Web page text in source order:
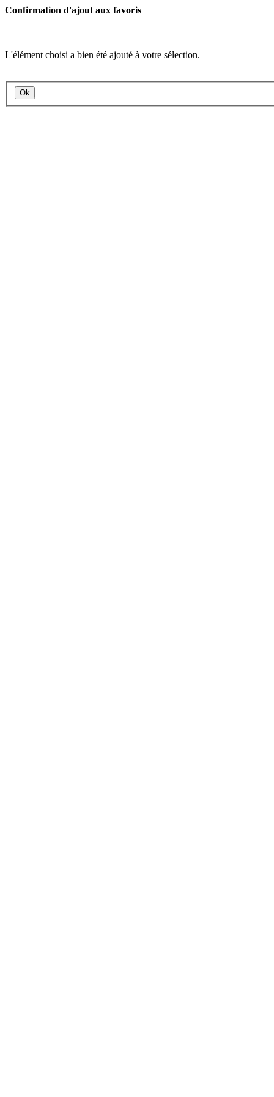
Confirmation d'ajout aux favoris
L'élément choisi a bien été ajouté à votre sélection.